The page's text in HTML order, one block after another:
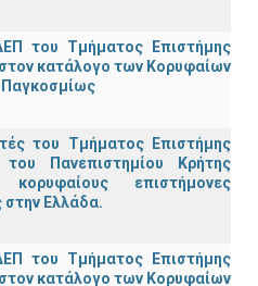
του Τμήματος Επιστήμης
κατάλογο των Κορυφαίων
Παγκοσμίως
του Τμήματος Επιστήμης
του Πανεπιστημίου Κρήτης
επιστήμονες
Ελλάδα.
του Τμήματος Επιστήμης
κατάλογο των Κορυφαίων